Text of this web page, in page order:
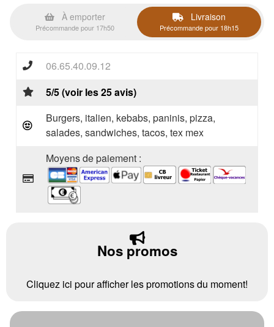
À emporter
Précommande pour 17h50
Livraison
Précommande pour 18h15
06.65.40.09.12
5/5 (voir les 25 avis)
Burgers, italien, kebabs, paninis, pizza,
salades, sandwiches, tacos, tex mex
Moyens de paiement :
Nos promos
Cliquez ici pour afficher les promotions du moment!